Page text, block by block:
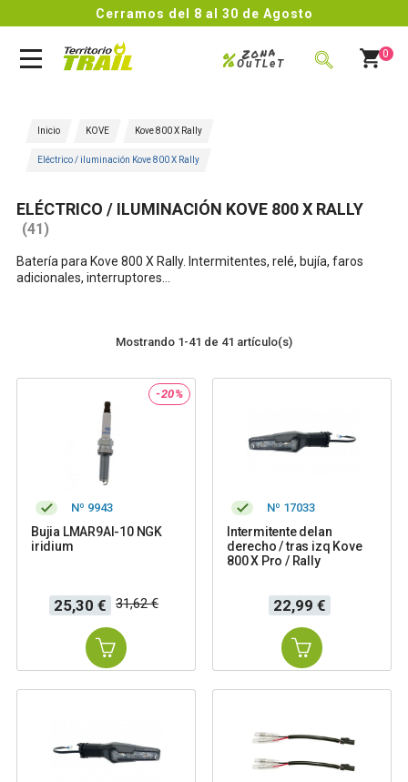
Cerramos del 8 al 30 de Agosto
Zona
%OuTLeT
0
Inicio KOVE Kove 800 X Rally
Eléctrico / iluminación Kove 800 X Rally
ELÉCTRICO / ILUMINACIÓN KOVE 800 X RALLY
(41)
Batería para Kove 800 X Rally. Intermitentes, relé, bujía, faros
adicionales, interruptores...
Mostrando 1-41 de 41 artículo(s)
-20%
Nº 9943
Bujia LMAR9AI-10 NGK
iridium
Precio
25,30 €
Precio
base
31,62 €
Nº 17033
Intermitente delan
derecho / tras izq Kove
800 X Pro / Rally
Precio
22,99 €